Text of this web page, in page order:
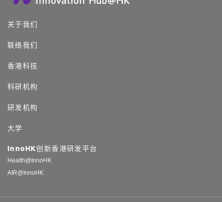
关于我们
联络我们
香港科技
科研机构
研发机构
大学
InnoHK创新香港研发平台
Health@InnoHK
AIR@InnoHK